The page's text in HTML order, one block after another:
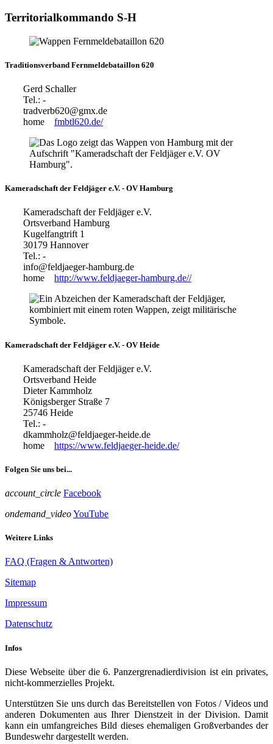
Territorialkommando S-H
Traditionsverband Fernmeldebataillon 620
Gerd Schaller
Tel.: -
tradverb620@gmx.de
home
fmbtl620.de/
Kameradschaft der Feldjäger e.V. - OV Hamburg
Kameradschaft der Feldjäger e.V.
Ortsverband Hamburg
Kugelfangtrift 1
30179 Hannover
Tel.: -
info@feldjaeger-hamburg.de
home
http://www.feldjaeger-hamburg.de//
Kameradschaft der Feldjäger e.V. - OV Heide
Kameradschaft der Feldjäger e.V.
Ortsverband Heide
Dieter Kammholz
Königsberger Straße 7
25746 Heide
Tel.: -
dkammholz@feldjaeger-heide.de
home
https://www.feldjaeger-heide.de/
Folgen Sie uns bei...
account_circle Facebook
ondemand_videoYouTube
Weitere Links
FAQ (Fragen & Antworten)
Sitemap
Impressum
Datenschutz
Infos
Diese Webseite über die 6. Panzergrenadierdivision ist ein privates,
nicht-kommerzielles Projekt.
Unterstützen Sie uns durch das Bereitstellen von Fotos / Videos und
anderen Dokumenten aus Ihrer Dienstzeit in der Division. Damit
kann ein umfangreiches Bild dieses ehemaligen Großverbandes der
Bundeswehr dargestellt werden.